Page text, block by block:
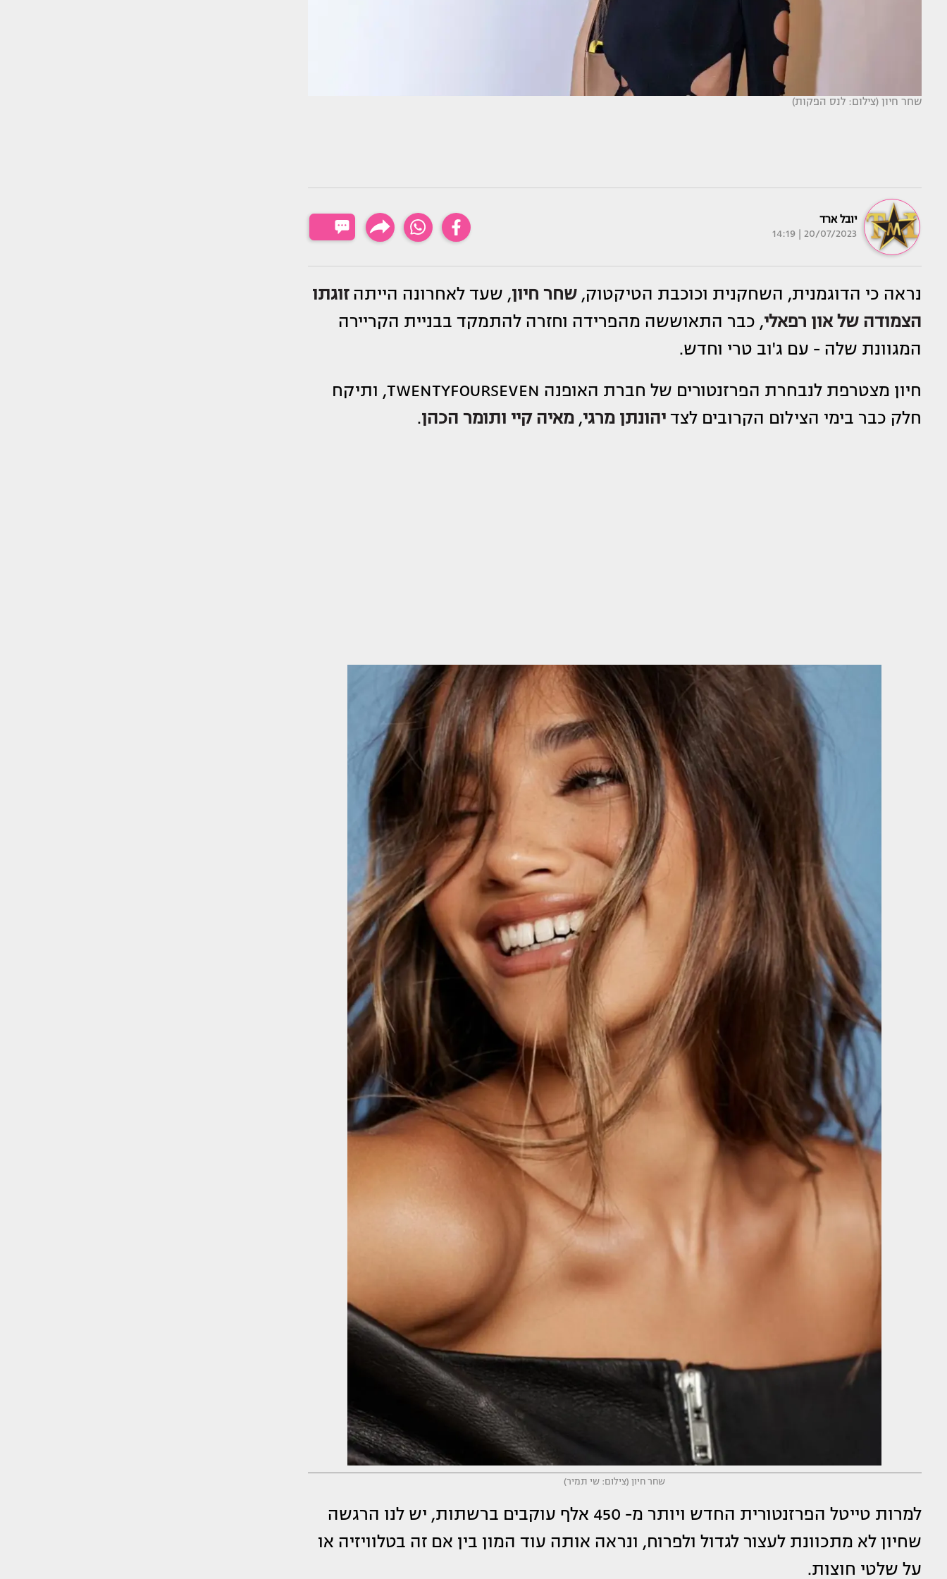
שחר חיון (צילום: לנס הפקות)
יובל ארד
20/07/2023 | 14:19
נראה כי הדוגמנית, השחקנית וכוכבת הטיקטוק,שחר חיון, שעד לאחרונה הייתהזוגתו
הצמודה שלאון רפאלי, כבר התאוששה מהפרידה וחזרה להתמקד בבניית הקריירה
המגוונת שלה - עם ג'וב טרי וחדש.
חיון מצטרפת לנבחרת הפרזנטורים של חברת האופנה TWENTYFOURSEVEN, ותיקח
חלק כבר בימי הצילום הקרובים לצד יהונתן מרגי,מאיה קיי ותומר הכהן.
שחר חיון (צילום: שי תמיר)
למרות טייטל הפרזנטורית החדש ויותר מ- 450 אלף עוקבים ברשתות, יש לנו הרגשה
שחיון לא מתכוונת לעצור לגדול ולפרוח, ונראה אותה עוד המון בין אם זה בטלוויזיה או
על שלטי חוצות.